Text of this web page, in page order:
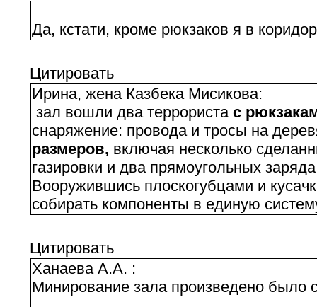
Да, кстати, кроме рюкзаков я в
Цитировать
Ирина, жена Казбека Мисикова:
зал вошли два террористас
снаряжение: провода и тросы на
размеров, включая несколько
газировки и два прямоугольных
Вооружившись плоскогубцами и
собирать компоненты в единую
Цитировать
Ханаева А.А. :
Минирование зала произведено было